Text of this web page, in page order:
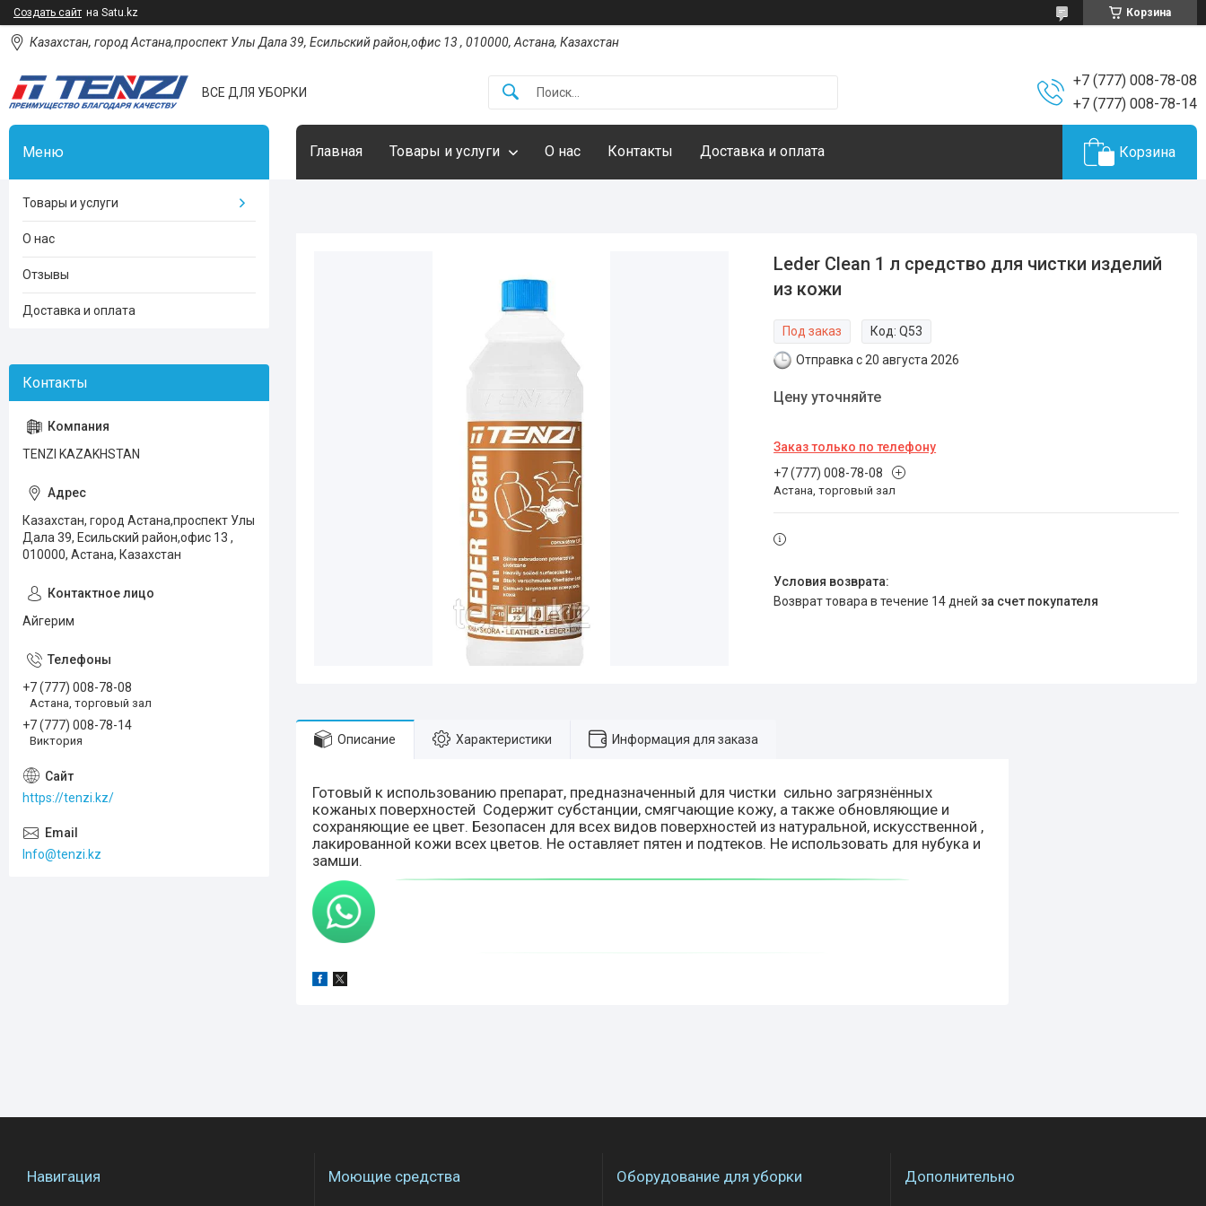
Создать сайт на Satu.kz Корзина
Казахстан, город Астана,проспект Улы Дала 39, Есильский район,офис 13 , 010000, Астана, Казахстан
ВСЕ ДЛЯ УБОРКИ
+7 (777) 008-78-08
+7 (777) 008-78-14
Главная Товары и услуги О нас Контакты Доставка и оплата Корзина
Leder Clean 1 л средство для чистки изделий
из кожи
Под заказ Код:Q53
Отправка с 20 августа 2026
Цену уточняйте
Заказ только по телефону
+7 (777) 008-78-08
Астана, торговый зал
возврат товара в течение 14 дней за счет покупателя
Описание Характеристики Информация для заказа
Готовый к использованию препарат, предназначенный для чистки сильно загрязнённых
кожаных поверхностей Содержит субстанции, смягчающие кожу, а также обновляющие и
сохраняющие ее цвет. Безопасен для всех видов поверхностей из натуральной, искусственной ,
лакированной кожи всех цветов. Не оставляет пятен и подтеков. Не использовать для нубука и
замши.
Товары и услуги
О нас
Отзывы
Доставка и оплата
TENZI KAZAKHSTAN
Казахстан, город Астана,проспект Улы
Дала 39, Есильский район,офис 13 ,
010000, Астана, Казахстан
Айгерим
+7 (777) 008-78-08
Астана, торговый зал
+7 (777) 008-78-14
Виктория
https://tenzi.kz/
Info@tenzi.kz
Навигация Моющие средства Оборудование для уборки Дополнительно